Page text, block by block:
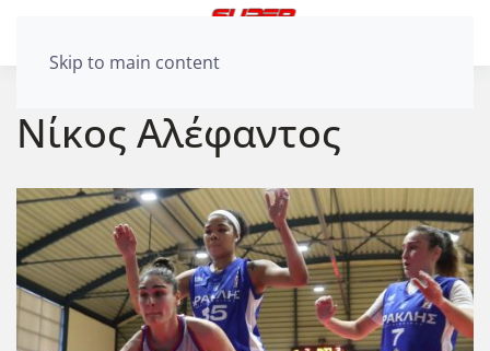
Skip to main content
Νίκος Αλέφαντος